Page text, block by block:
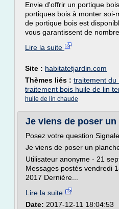
Envie d'offrir un portique
portiques bois à monter soi-
de portique bois est
vous garantissent de
Lire la suite
Site : habitatetjardin.com
Thèmes liés : traitement du
traitement bois huile de lin
huile de lin chaude
Je viens de poser
Posez votre question
Je viens de poser un
Utilisateur anonyme - 21
Messages postés vendredi
2017 Dernière...
Lire la suite
Date: 2017-12-11 18:04:53